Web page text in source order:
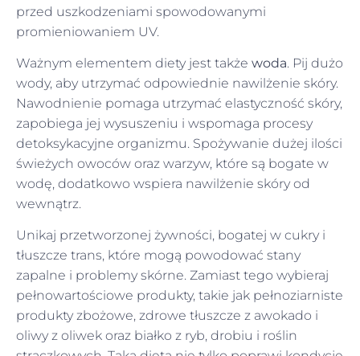
przed uszkodzeniami spowodowanymi
promieniowaniem UV.
Ważnym elementem diety jest także woda. Pij dużo
wody, aby utrzymać odpowiednie nawilżenie skóry.
Nawodnienie pomaga utrzymać elastyczność skóry,
zapobiega jej wysuszeniu i wspomaga procesy
detoksykacyjne organizmu. Spożywanie dużej ilości
świeżych owoców oraz warzyw, które są bogate w
wodę, dodatkowo wspiera nawilżenie skóry od
wewnątrz.
Unikaj przetworzonej żywności, bogatej w cukry i
tłuszcze trans, które mogą powodować stany
zapalne i problemy skórne. Zamiast tego wybieraj
pełnowartościowe produkty, takie jak pełnoziarniste
produkty zbożowe, zdrowe tłuszcze z awokado i
oliwy z oliwek oraz białko z ryb, drobiu i roślin